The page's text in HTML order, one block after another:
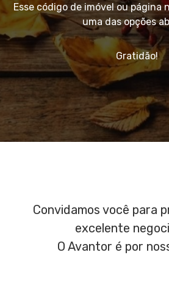
Esse código de imóvel ou página
uma das opções
Gratidão!
Convidamos você para
excelente
O Avantor é por